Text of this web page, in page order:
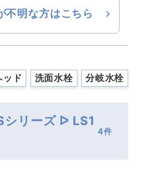
不明な方はこちら
ッド 洗面水栓 分岐水栓
シリーズ ᐅ LS1
4件